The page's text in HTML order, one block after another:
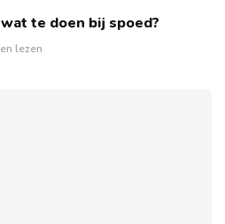
te doen bij spoed?
lezen